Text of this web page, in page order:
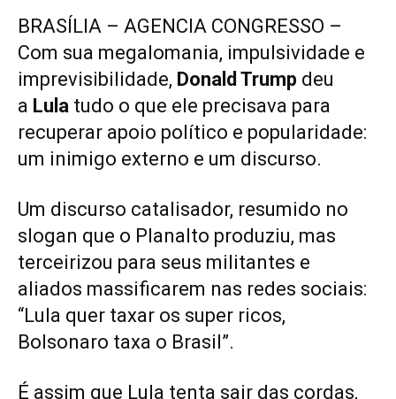
BRASÍLIA – AGENCIA CONGRESSO –
Com sua megalomania, impulsividade e
imprevisibilidade, Donald Trump deu
a Lula tudo o que ele precisava para
recuperar apoio político e popularidade:
um inimigo externo e um discurso.
Um discurso catalisador, resumido no
slogan que o Planalto produziu, mas
terceirizou para seus militantes e
aliados massificarem nas redes sociais:
“Lula quer taxar os super ricos,
Bolsonaro taxa o Brasil”.
É assim que Lula tenta sair das cordas,